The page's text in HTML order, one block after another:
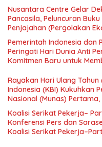
Nusantara Centre Gelar
Pancasila, Peluncuran
Penjajahan (Pergolakan
Simposium Nasional
Nasional dan
Menuju Indonesia Emas
Pemerintah Indonesia dan
Peringati Hari Dunia Anti
Komitmen Baru untuk
Rayakan Hari Ulang Tahun
Indonesia (KBI) Kukuhkan
Nasional (Munas)
Pengembangan
Indonesia dan
Koalisi Serikat Pekerja–
Konferensi Pers dan
Koalisi Serikat